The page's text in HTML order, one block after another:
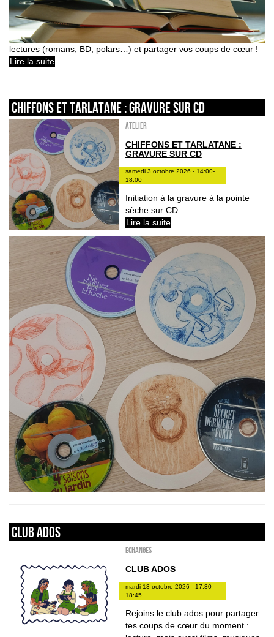
lectures (romans, BD, polars…) et partager vos coups de cœur !
Lire la suite
Chiffons et tarlatane : gravure sur CD
Atelier
CHIFFONS ET TARLATANE :
GRAVURE SUR CD
samedi 3 octobre 2026 - 14:00-
18:00
Initiation à la gravure à la pointe
sèche sur CD.
Lire la suite
Club ados
ECHANGES
CLUB ADOS
mardi 13 octobre 2026 - 17:30-
18:45
Rejoins le club ados pour partager
tes coups de cœur du moment :